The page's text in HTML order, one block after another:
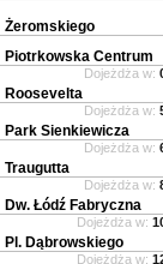
Żeromskiego
Piotrkowska Centrum
Dojeżdża w:
Roosevelta
Dojeżdża w:
Park Sienkiewicza
Dojeżdża w:
Traugutta
Dojeżdża w:
Dw. Łódź Fabryczna
Dojeżdża w:
Pl. Dąbrowskiego
Dojeżdża w: